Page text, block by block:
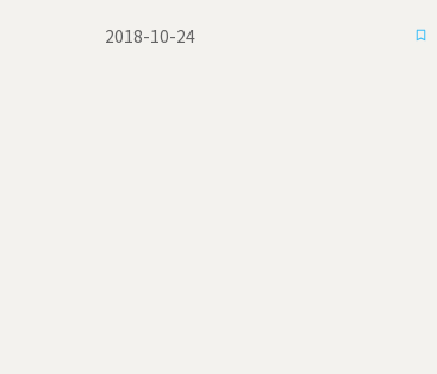
2018-10-24